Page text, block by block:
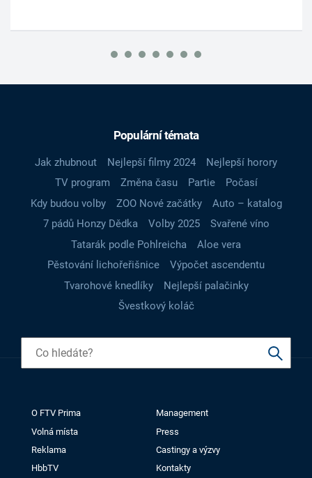
Populární témata
Jak zhubnout Nejlepší filmy 2024
Nejlepší horory
TV program
Změna času Partie
Počasí
Kdy budou volby
ZOO Nové začátky
Auto – katalog
7 pádů Honzy Dědka
Volby 2025
Svařené víno
Tatarák podle Pohlreicha
Aloe vera
Pěstování lichořeřišnice
Výpočet ascendentu
Tvarohové knedlíky
Nejlepší palačinky
Švestkový koláč
O FTV Prima
Management
Volná místa
Press
Reklama
Castingy a výzvy
HbbTV
Kontakty